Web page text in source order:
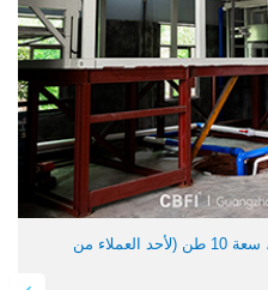
آلة إنتاج قوالب الثلج للتبريد المباشر، سعة 10 طن (لأحد العملاء من